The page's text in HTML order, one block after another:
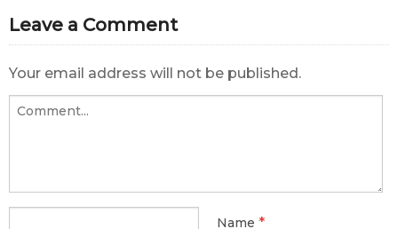
Leave a Comment
Your email address will not be published.
Name *